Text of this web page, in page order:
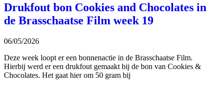
Drukfout bon Cookies and Chocolates in
de Brasschaatse Film week 19
06/05/2026
Deze week loopt er een bonnenactie in de Brasschaatse Film.
Hierbij werd er een drukfout gemaakt bij de bon van Cookies &
Chocolates. Het gaat hier om 50 gram bij